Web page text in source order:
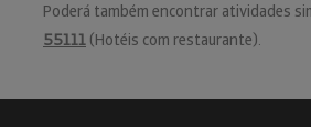
Poderá também encontrar atividades
55111 (Hotéis com restaurante).